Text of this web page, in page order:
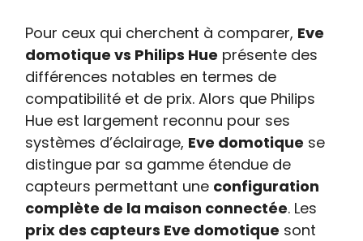
Pour ceux qui cherchent à comparer, Eve
domotique vs Philips Hue présente des
différences notables en termes de
compatibilité et de prix. Alors que Philips
Hue est largement reconnu pour ses
systèmes d’éclairage, Eve domotique se
distingue par sa gamme étendue de
capteurs permettant une configuration
complète de la maison connectée. Les
prix des capteurs Eve domotique sont